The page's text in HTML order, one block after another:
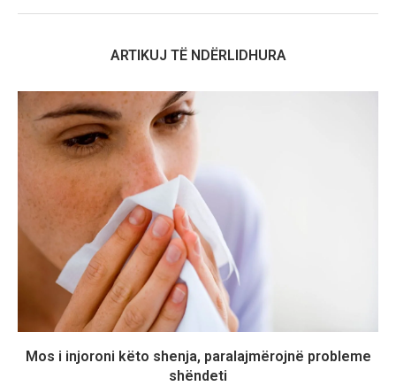
ARTIKUJ TË NDËRLIDHURA
Mos i injoroni këto shenja, paralajmërojnë probleme
shëndeti